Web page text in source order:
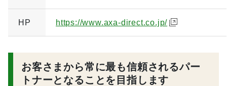
HP https://www.axa-direct.co.jp/
お客さまから常に最も信頼されるパー
トナーとなることを目指します